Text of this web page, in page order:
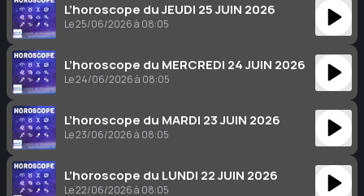
L’horoscope du JEUDI 25 JUIN 2026
Le 25/06/2026 à 08:05
L’horoscope du MERCREDI 24 JUIN 2026
Le 24/06/2026 à 08:05
L’horoscope du MARDI 23 JUIN 2026
Le 23/06/2026 à 08:05
L’horoscope du LUNDI 22 JUIN 2026
Le 22/06/2026 à 08:05